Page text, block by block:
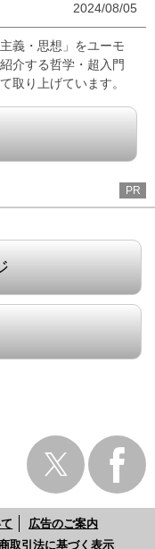
2024/08/05
義・思想」をユーモ
介する哲学・超入門
取り上げています。
PR
広告のご案内
取引法に基づく表示